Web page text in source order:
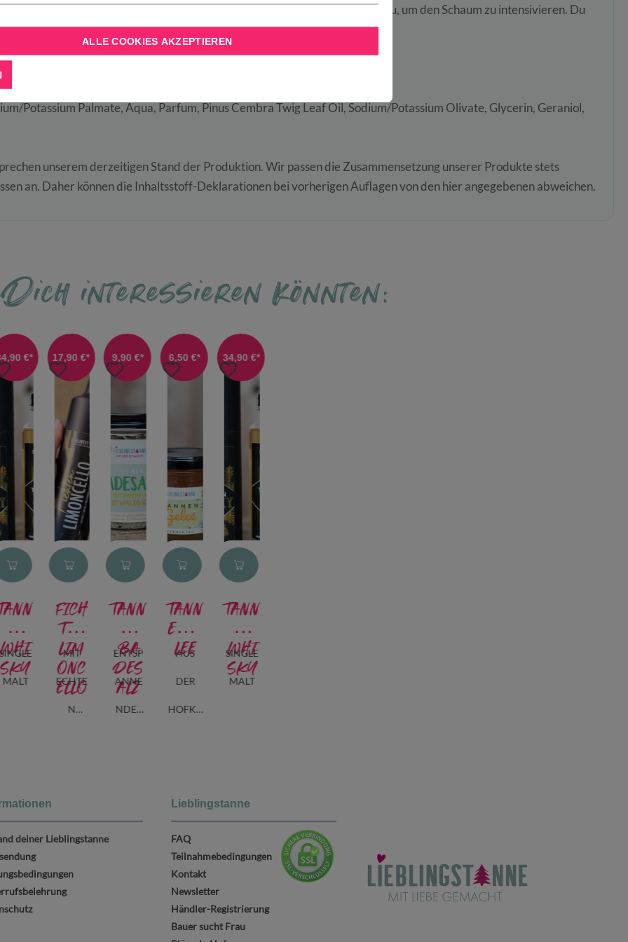
und schäume sie gründlich auf! Füge bei Bedarf noch etwas Wasser hinzu, um den Schaum zu intensivieren. Du
auch als Duschseife verwenden.
Potassium Palmate, Aqua, Parfum, Pinus Cembra Twig Leaf Oil, Sodium/Potassium Olivate, Glycerin, Geraniol,
unserem derzeitigen Stand der Produktion. Wir passen die Zusammensetzung unserer Produkte stets
an. Daher können die Inhaltsstoff-Deklarationen bei vorherigen Auflagen von den hier angegebenen abweichen.
interessieren könnten:
€*
TANN
EN
WHI
SKY
SINGLE
MALT
17,90 €*
FICH
TEN
LIM
ONC
ELLO
MIT
ECHTE
N
NGEIST
STELLT
9,90 €*
TANN
EN
BA
DES
ALZ
ENTSP
ANNE
NDES
6,50 €*
TANN
ENGE
LEE
AUS
DER
HOFKÜ
34,90 €*
TANN
EN
WHI
SKY
SINGLE
MALT
deiner Lieblingstanne
Lieblingstanne
FAQ
Teilnahmebedingungen
Kontakt
Newsletter
Händler-Registrierung
Bauer sucht Frau
ALLE COOKIES AKZEPTIEREN